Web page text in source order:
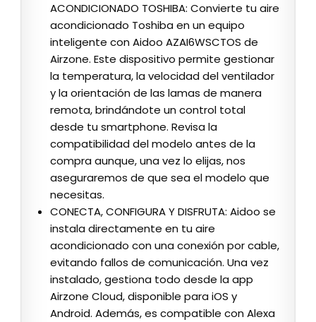
ACONDICIONADO TOSHIBA: Convierte tu aire
acondicionado Toshiba en un equipo
inteligente con Aidoo AZAI6WSCTOS de
Airzone. Este dispositivo permite gestionar
la temperatura, la velocidad del ventilador
y la orientación de las lamas de manera
remota, brindándote un control total
desde tu smartphone. Revisa la
compatibilidad del modelo antes de la
compra aunque, una vez lo elijas, nos
aseguraremos de que sea el modelo que
necesitas.
CONECTA, CONFIGURA Y DISFRUTA: Aidoo se
instala directamente en tu aire
acondicionado con una conexión por cable,
evitando fallos de comunicación. Una vez
instalado, gestiona todo desde la app
Airzone Cloud, disponible para iOS y
Android. Además, es compatible con Alexa